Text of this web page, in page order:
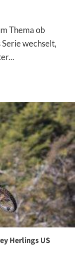
Thema ob
wechselt,
Herlings US